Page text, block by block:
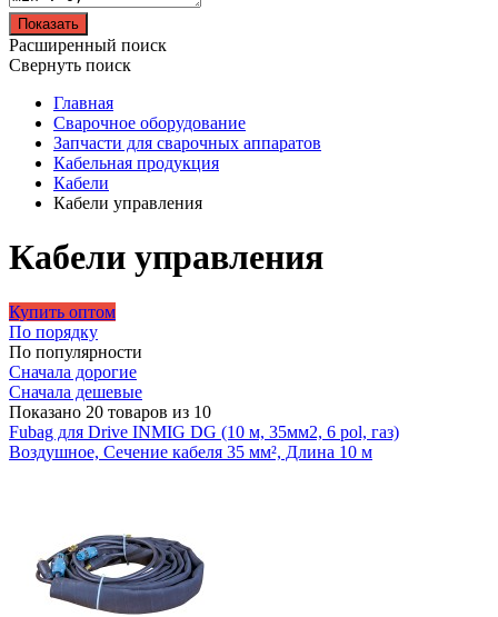
Показать
Расширенный поиск
Свернуть поиск
Главная
Сварочное оборудование
Запчасти для сварочных аппаратов
Кабельная продукция
Кабели
Кабели управления
Кабели управления
Купить оптом
По порядку
По популярности
Сначала дорогие
Сначала дешевые
Показано 20 товаров из 10
Fubag для Drive INMIG DG (10 м, 35мм2, 6 pol, газ)
Воздушное, Сечение кабеля 35 мм², Длина 10 м